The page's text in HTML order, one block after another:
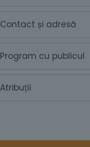
Contact și adresă
Program cu publicul
Atribuții